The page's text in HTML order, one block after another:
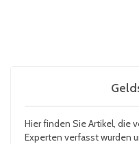
Hier finden Sie Artikel, die
Experten verfasst wurden